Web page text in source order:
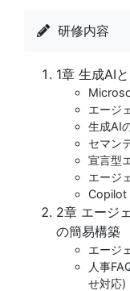
研修内容
1章 生成AI
エージ
生成AI
セマン
宣言型
エージ
Copilot
2章 エージ
の簡易構築
エージ
人事
せ対応)